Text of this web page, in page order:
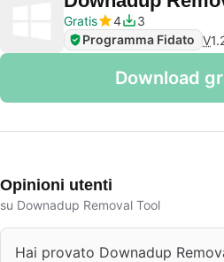
Gratis
4
3
Programma Fidato V
Download
Opinioni utenti
su Downadup Removal Tool
Hai provato Downadup